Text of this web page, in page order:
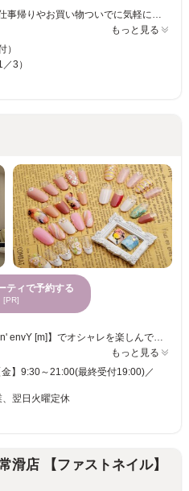
【駅チカ◇21：00まで営業！】お仕事帰りやお買い物ついでに気軽に通える♪ ジェルネイルが初心者の方でも、デザイン選びからお爪ケアまで 高い技術を持ったスタッフが丁寧にケア＆施術してくれるから安心★ . . 自爪を削らない“パラジェル”“ルクジェル”取り扱いサロン♪ お爪に合わせてベースジェルをお選びします◎ お客様のお爪の状態・お悩み・ライフスタイルに合わせて最適なベースジェルで施術します☆ . カラーだけでなく、トレンドパーツやケアコースも豊富にご用意！ 定額デザインも豊富にご用意しておりますので、ネイル初心者の方や毎月デザインを探すのが大変…という方にもオススメです☆ ハンドからフットまでトータルで輝く美しいお爪に導きます◎ . ハンド・フット同時施術やお友達とのご来店も歓迎☆ 同時施術をご希望の方は、ご予約の際にお申し付けください♪ (ハンドフット同時施術の場合別途1100円頂戴しております。) ネット予約が×でもご案内可能な場合がございます！ お気軽にお電話ください♪
もっと見る
）
3）
ティで予約する
[PR]
可愛く、そしてリーズナブルな【an' envY [m]】でオシャレを楽しんで☆ 認定講師の資格有◆経験豊富なネイリストが丁寧な接客とカウンセリングで1人1人に合ったデザインをご提案♪【an' envY [m]】はケアとベース作りを大切にしているネイルサロンです☆キレイに見える形、自然に見える形などお客様の美爪をサポート!!幅広いデザインのアートが豊富にそろっています♪お悩み相談が出来るのも◎ 【あなたの美を叶えるデザインが豊富☆】 季節に合わせて、シンプル系からゴージャス系まで♪人気のシンプル系からゴージャス系、ポップ系などデザインが豊富♪決められたデザインからカラーチェンジもOKです★リーズナブルな価格も嬉しい♪ネイルサロンが初めての方でも、自分らしいデザインが見つかるはず☆ 【毎月変わる限定ネイルもおすすめ★】 流行のアートやモテ・可愛デザインなど気分もワクワクしちゃうサンプルも多数☆大人可愛いが叶う♪自分に似合うデザインが分からなくても大丈夫☆丁寧なカウンセリングで好み・肌色・ライフスタイルなどに合わせて「貴方らしさ」を大切にしたデザインを提案してくれる♪
もっと見る
】9:30～21:00(最終受付19:00)／
翌日火曜定休
滑店 【ファストネイル】